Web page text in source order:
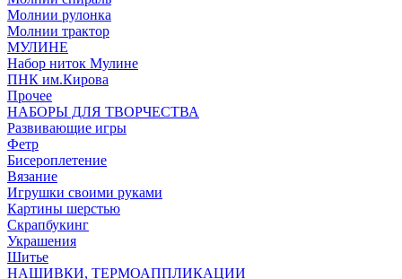
Молнии рулонка
Молнии трактор
МУЛИНЕ
Набор ниток Мулине
ПНК им.Кирова
Прочее
НАБОРЫ ДЛЯ ТВОРЧЕСТВА
Развивающие игры
Фетр
Бисероплетение
Вязание
Игрушки своими руками
Картины шерстью
Скрапбукинг
Украшения
Шитье
НАШИВКИ, ТЕРМОАППЛИКАЦИИ